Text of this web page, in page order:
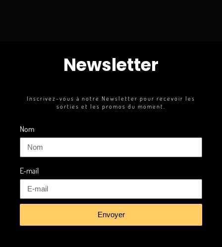
Newsletter
Inscrivez-vous à notre Newsletter pour recevoir les
sorties et les promos du moment.
Nom
E-mail
Envoyer